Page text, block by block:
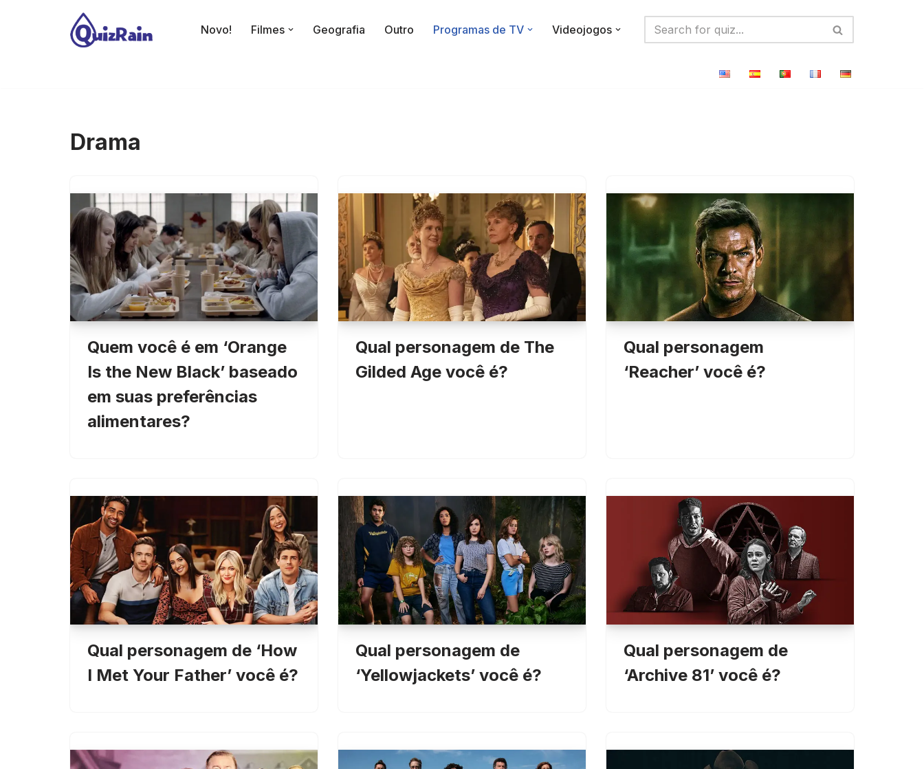
Novo! Filmes Geografia Outro Programas de TV Videojogos
Drama
Quem você é em ‘Orange
Is the New Black’ baseado
em suas preferências
alimentares?
Qual personagem de The
Gilded Age você é?
Qual personagem
‘Reacher’ você é?
Qual personagem de ‘How
I Met Your Father’ você é?
Qual personagem de
‘Yellowjackets’ você é?
Qual personagem de
‘Archive 81’ você é?